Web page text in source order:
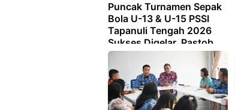
Puncak Turnamen Sepak
Bola U-13 & U-15 PSSI
Tapanuli Tengah 2026
Sukses Digelar, Pastob
FC dan SSB Sahata Barus
Sabet Juara Pertama